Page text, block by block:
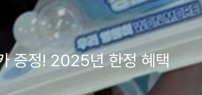
증정! 2025년 한정 혜택